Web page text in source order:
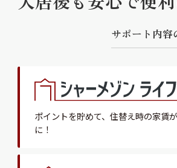
サポー ト 内容
ポイントを貯めて、 住替え時の家賃
に！